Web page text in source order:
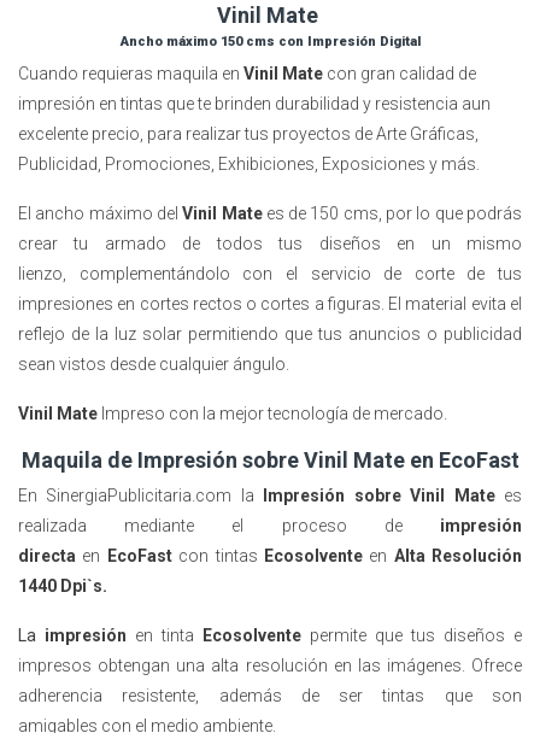
Vinil Mate
Ancho máximo 150 cms con Impresión Digital
Cuando requieras maquila en Vinil Mate con gran calidad de
impresión en tintas que te brinden durabilidad y resistencia aun
excelente precio, para realizar tus proyectos de Arte Gráficas,
Publicidad, Promociones, Exhibiciones, Exposiciones y más.
El ancho máximo delVinil Matees de 150 cms, por lo que podrás
crear tu armado de todos tus diseños en un mismo
lienzo, complementándolo con el servicio de corte de tus
impresiones en cortes rectos o cortes a figuras. El material evita el
reflejo de la luz solar permitiendo que tus anuncios o publicidad
sean vistos desde cualquier ángulo.
Vinil Mate Impreso con la mejor tecnología de mercado.
Maquila de Impresión sobre Vinil Mate en EcoFast
En SinergiaPublicitaria.com la Impresión sobre Vinil Matees
realizada mediante el proceso de impresión
directa en EcoFastcon tintas Ecosolventeen Alta Resolución
1440 Dpi`s.
La impresión en tinta Ecosolvente permite que tus diseños e
impresos obtengan una alta resolución en las imágenes. Ofrece
adherencia resistente, además de ser tintas que son
amigables con el medio ambiente.